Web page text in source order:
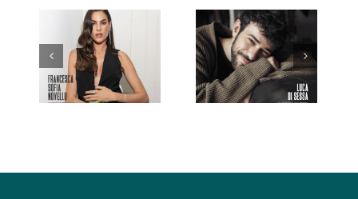
Pesaro IN Magazine
01 2026
Ravenna IN
Magazine 3/2026